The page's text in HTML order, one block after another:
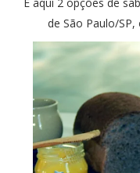
de São Paulo/